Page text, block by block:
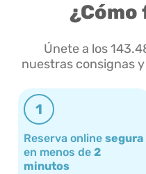
Únete a los
nuestras consignas
1
Reserva online segura
en menos de 2
minutos